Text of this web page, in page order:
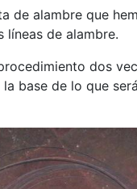
de alambre que
líneas de alambre.
dos
base de lo que